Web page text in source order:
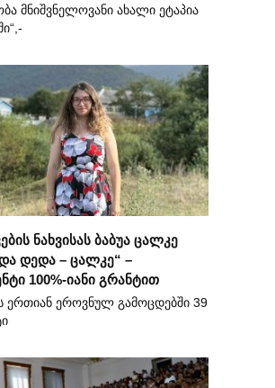
მნიშვნელოვანი ახალი ეტაპია
ნახვისას ბაბუა ცალკე
დედა – ცალკე“ –
100%-იანი გრანტით
ერთიან ეროვნულ გამოცდებში 39